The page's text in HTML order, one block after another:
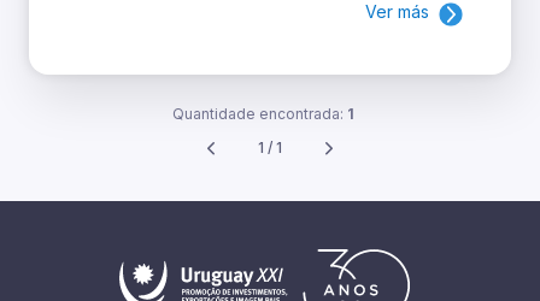
Ver más
Quantidade encontrada: 1
1 / 1